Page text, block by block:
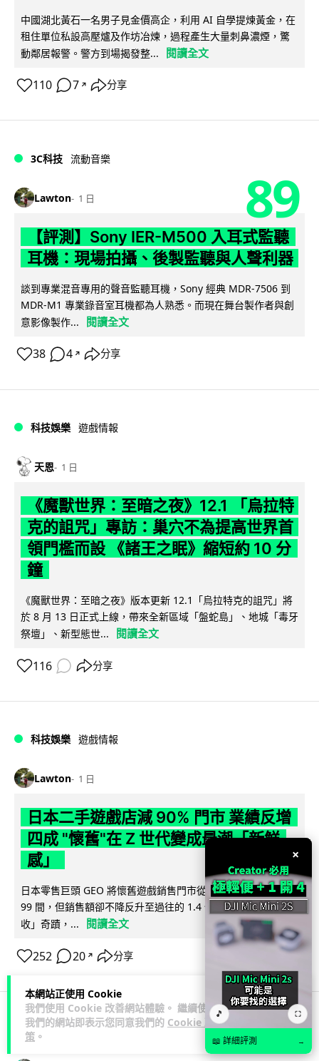
本網站正使用 Cookie
我們使用 Cookie 改善網站體驗。 繼續使用
我們的網站即表示您同意我們的 Cookie 政
策 。
中國湖北黃石一名男子見金價高企，利用 AI 自學提煉黃金，在
租住單位私設高壓爐及作坊冶煉，過程產生大量刺鼻濃煙，驚
動鄰居報警。警方到場揭發整...
閱讀全文
110 7 ↗ 分享
3C科技 流動音樂
Lawton 1 日 89
【評測】Sony IER-M500 入耳式監聽
耳機：現場拍攝、後製監聽與人聲利器
談到專業混音專用的聲音監聽耳機，Sony 經典 MDR-7506 到
MDR-M1 專業錄音室耳機都為人熟悉。而現在舞台製作者與創
意影像製作...
閱讀全文
38 4 ↗ 分享
科技娛樂 遊戲情報
天恩 1 日
《魔獸世界：至暗之夜》12.1 「烏拉特
克的詛咒」專訪：巢穴不為提高世界首
領門檻而設 《諸王之眠》縮短約 10 分
鐘
《魔獸世界：至暗之夜》版本更新 12.1「烏拉特克的詛咒」將
於 8 月 13 日正式上線，帶來全新區域「盤蛇島」、地城「毒牙
祭壇」、新型態世...
閱讀全文
116 分享
科技娛樂 遊戲情報
Lawton 1 日
日本二手遊戲店減 90% 門市 業績反增
四成 "懷舊"在 Z 世代變成最潮「新鮮
感」
日本零售巨頭 GEO 將懷舊遊戲銷售門市從 1,000 間大幅減至
99 間，但銷售額卻不降反升至過往的 1.4 倍。做到「減店增
收」奇蹟，...
閱讀全文
252 20 ↗ 分享
人工智能
×
🎵 ⛶
📖 詳細評測 →